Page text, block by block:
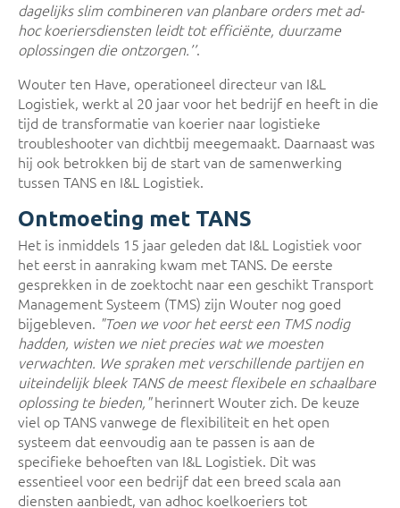
dagelijks slim combineren van planbare orders met ad-
hoc koeriersdiensten leidt tot efficiënte, duurzame
oplossingen die ontzorgen.’’.
Wouter ten Have, operationeel directeur van I&L
Logistiek, werkt al 20 jaar voor het bedrijf en heeft in die
tijd de transformatie van koerier naar logistieke
troubleshooter van dichtbij meegemaakt. Daarnaast was
hij ook betrokken bij de start van de samenwerking
tussen TANS en I&L Logistiek.
Ontmoeting met TANS
Het is inmiddels 15 jaar geleden dat I&L Logistiek voor
het eerst in aanraking kwam met TANS. De eerste
gesprekken in de zoektocht naar een geschikt Transport
Management Systeem (TMS) zijn Wouter nog goed
bijgebleven.
"Toen we voor het eerst een TMS nodig
hadden, wisten we niet precies wat we moesten
verwachten. We spraken met verschillende partijen en
uiteindelijk bleek TANS de meest flexibele en schaalbare
oplossing te bieden,"herinnert Wouter zich. De keuze
viel op TANS vanwege de flexibiliteit en het open
systeem dat eenvoudig aan te passen is aan de
specifieke behoeften van I&L Logistiek. Dit was
essentieel voor een bedrijf dat een breed scala aan
diensten aanbiedt, van adhoc koelkoeriers tot